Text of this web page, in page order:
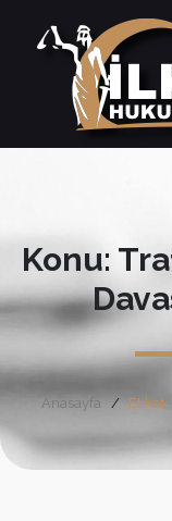
Konu:
Anasayfa Etiket: